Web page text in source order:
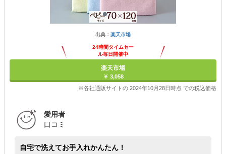
出典： 楽天市場
24時間タイムセー
ル毎日開催中
楽天市場
￥ 3,058
※各社通販サイトの 2024年10月28日時点 での税込価格
愛用者
口コミ
自宅で洗えてお手入れかんたん！